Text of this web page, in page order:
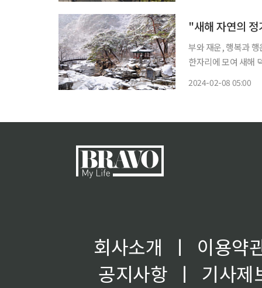
"새해 자연의
부와 재운, 행복과
한자리에 모여 새해
2024-02-08 05:00
회사소개 ㅣ
이용약
공지사항
ㅣ
기사제